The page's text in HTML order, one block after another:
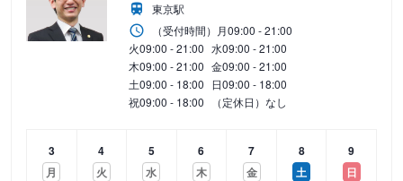
東京駅
（受付時間） 月09:00 - 21:00
火09:00 - 21:00 水09:00 - 21:00
木09:00 - 21:00 金09:00 - 21:00
土09:00 - 18:00 日09:00 - 18:00
祝09:00 - 18:00 （定休日）なし
3
月
4
火
5
水
6
木
7
金
8
土
9
日